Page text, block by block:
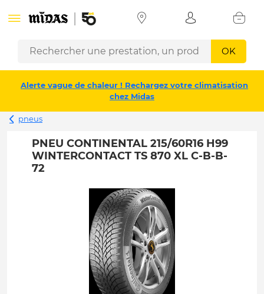
OK
Alerte vague de chaleur ! Rechargez votre climatisation
chez Midas
pneus
PNEU CONTINENTAL 215/60R16 H99
WINTERCONTACT TS 870 XL C-B-B-
72